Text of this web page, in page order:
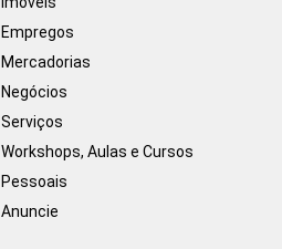
Empregos
Mercadorias
Negócios
Serviços
Workshops, Aulas e Cursos
Pessoais
Anuncie